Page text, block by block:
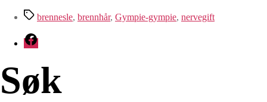
Stikkord
brennesle, brennhår, Gympie-gympie, nervegift
Facebook
Søk